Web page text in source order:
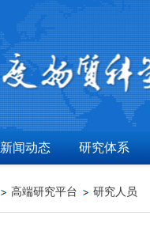
新闻动态 研究体系
高端研究平台 研究人员